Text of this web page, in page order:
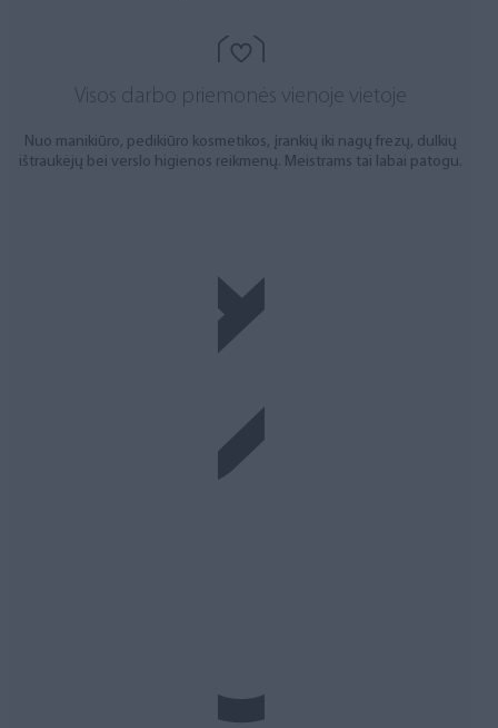
Visos darbo priemonės vienoje vietoje
Nuo manikiūro, pedikiūro kosmetikos, įrankių iki nagų frezų, dulkių
ištraukėjų bei verslo higienos reikmenų. Meistrams tai labai patogu.